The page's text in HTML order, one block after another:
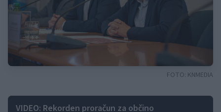
FOTO: KNMEDIA
VIDEO: Rekorden proračun za občino